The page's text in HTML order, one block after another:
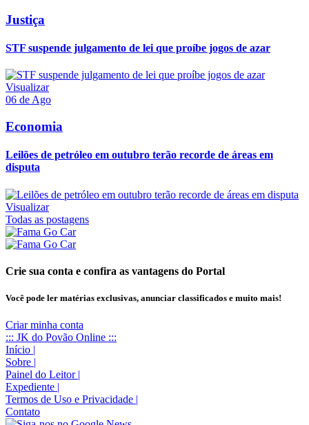
Justiça
STF suspende julgamento de lei que proíbe jogos de azar
Visualizar
06 de Ago
Economia
Leilões de petróleo em outubro terão recorde de áreas em
disputa
Visualizar
Todas as postagens
Crie sua conta e confira as vantagens do Portal
Você pode ler matérias exclusivas, anunciar classificados e muito mais!
Criar minha conta
::: JK do Povão Online :::
Início |
Sobre |
Painel do Leitor |
Expediente |
Termos de Uso e Privacidade |
Contato